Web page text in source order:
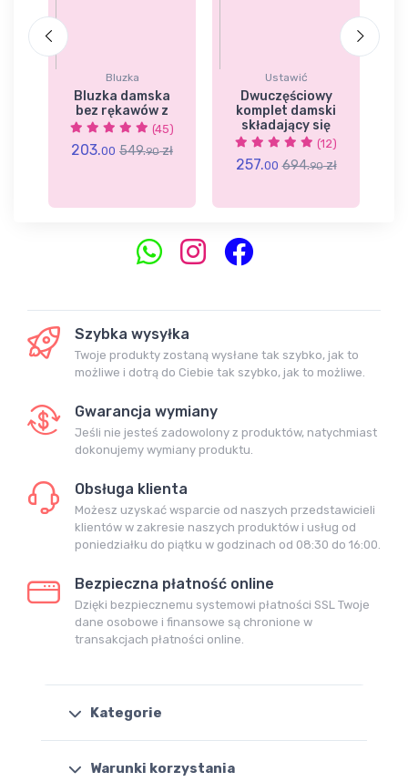
Bluzka
Bluzka damska
bez rękawów z
(45)
203.00 549.90zł
Ustawić
Dwuczęściowy
komplet damski
składający się
(12)
257.00 694.90zł
Szybka wysyłka
Twoje produkty zostaną wysłane tak szybko, jak to
możliwe i dotrą do Ciebie tak szybko, jak to możliwe.
Gwarancja wymiany
Jeśli nie jesteś zadowolony z produktów, natychmiast
dokonujemy wymiany produktu.
Obsługa klienta
Możesz uzyskać wsparcie od naszych przedstawicieli
klientów w zakresie naszych produktów i usług od
poniedziałku do piątku w godzinach od 08:30 do 16:00.
Bezpieczna płatność online
Dzięki bezpiecznemu systemowi płatności SSL Twoje
dane osobowe i finansowe są chronione w
transakcjach płatności online.
Kategorie
Warunki korzystania